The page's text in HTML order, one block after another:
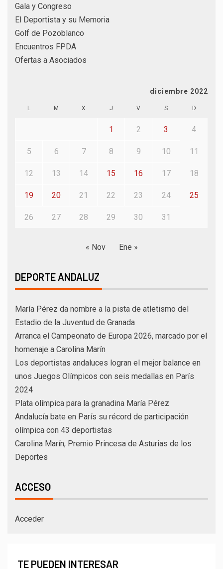
Gala y Congreso
El Deportista y su Memoria
Golf de Pozoblanco
Encuentros FPDA
Ofertas a Asociados
diciembre 2022
L M X J V S D
1 2 3 4
5 6 7 8 9 10 11
12 13 14 15 16 17 18
19 20 21 22 23 24 25
26 27 28 29 30 31
« Nov Ene »
DEPORTE ANDALUZ
María Pérez da nombre a la pista de atletismo del
Estadio de la Juventud de Granada
Arranca el Campeonato de Europa 2026, marcado por el
homenaje a Carolina Marín
Los deportistas andaluces logran el mejor balance en
unos Juegos Olímpicos con seis medallas en París
2024
Plata olímpica para la granadina María Pérez
Andalucía bate en París su récord de participación
olímpica con 43 deportistas
Carolina Marín, Premio Princesa de Asturias de los
Deportes
ACCESO
Acceder
TE PUEDEN INTERESAR